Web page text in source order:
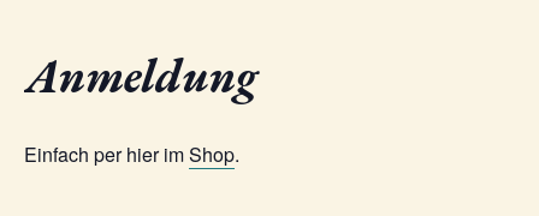
Anmeldung
Einfach per hier imShop.